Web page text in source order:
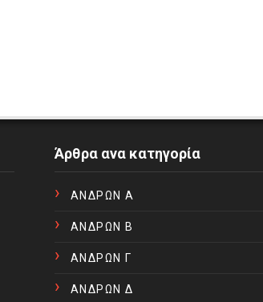
Άρθρα ανα κατηγορία
ΑΝΔΡΩΝ Α
ΑΝΔΡΩΝ Β
ΑΝΔΡΩΝ Γ
ΑΝΔΡΩΝ Δ